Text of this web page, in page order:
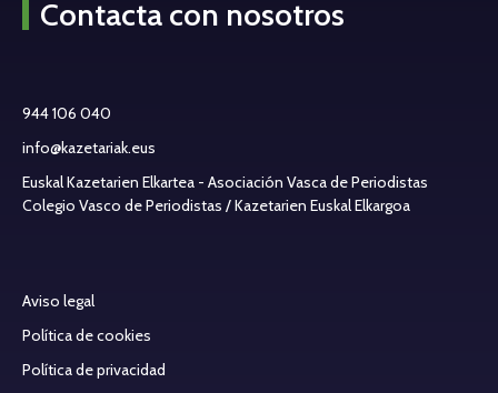
Contacta con nosotros
944 106 040
info@kazetariak.eus
Euskal Kazetarien Elkartea - Asociación Vasca de Periodistas
Colegio Vasco de Periodistas / Kazetarien Euskal Elkargoa
Aviso legal
Política de cookies
Política de privacidad